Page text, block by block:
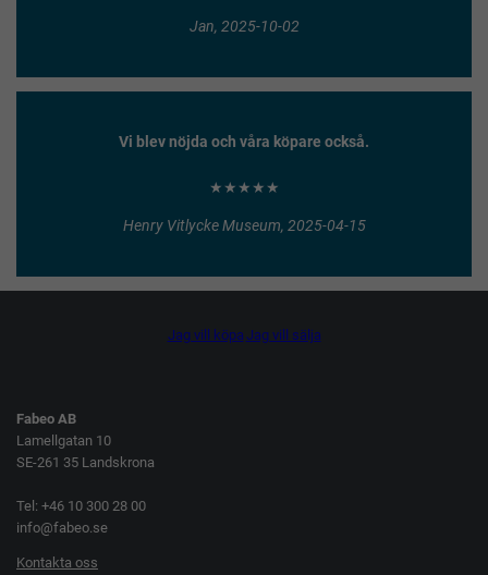
Jan, 2025-10-02
Vi blev nöjda och våra köpare också.
★★★★★
Henry Vitlycke Museum, 2025-04-15
Jag vill köpa Jag vill sälja
Fabeo AB
Lamellgatan 10
SE-261 35 Landskrona
Tel: +46 10 300 28 00
info@fabeo.se
Kontakta oss